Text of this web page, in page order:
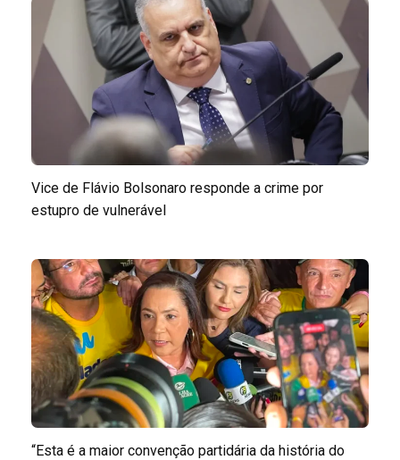
Vice de Flávio Bolsonaro responde a crime por
estupro de vulnerável
“Esta é a maior convenção partidária da história do